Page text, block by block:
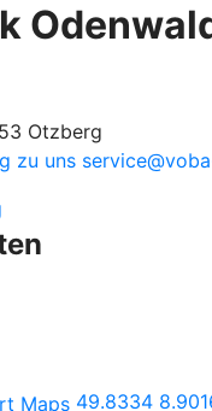
Otzberg
zu uns
49.8334